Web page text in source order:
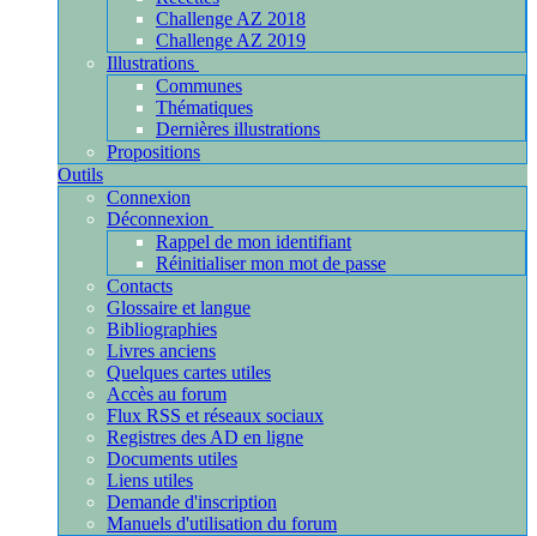
Challenge AZ 2018
Challenge AZ 2019
Illustrations
Communes
Thématiques
Dernières illustrations
Propositions
Outils
Connexion
Déconnexion
Rappel de mon identifiant
Réinitialiser mon mot de passe
Contacts
Glossaire et langue
Bibliographies
Livres anciens
Quelques cartes utiles
Accès au forum
Flux RSS et réseaux sociaux
Registres des AD en ligne
Documents utiles
Liens utiles
Demande d'inscription
Manuels d'utilisation du forum